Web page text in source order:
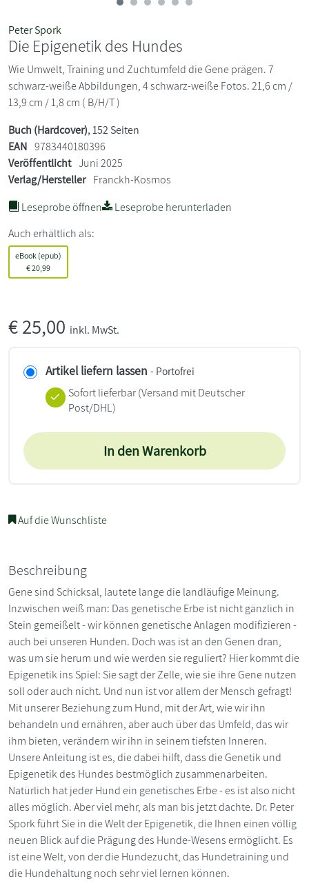
Peter Spork
Die Epigenetik des Hundes
Wie Umwelt, Training und Zuchtumfeld die Gene prägen. 7
schwarz-weiße Abbildungen, 4 schwarz-weiße Fotos. 21,6 cm /
13,9 cm / 1,8 cm ( B/H/T )
Buch (Hardcover), 152 Seiten
EAN 9783440180396
Veröffentlicht Juni 2025
Verlag/Hersteller Franckh-Kosmos
Leseprobe öffnen
Leseprobe herunterladen
Auch erhältlich als:
eBook (epub)
€20,99
€25,00 inkl. MwSt.
Artikel liefern lassen - Portofrei
Sofort lieferbar(Versand mit Deutscher
Post/DHL)
In den Warenkorb
Auf die Wunschliste
Beschreibung
Gene sind Schicksal, lautete lange die landläufige Meinung.
Inzwischen weiß man: Das genetische Erbe ist nicht gänzlich in
Stein gemeißelt - wir können genetische Anlagen modifizieren -
auch bei unseren Hunden. Doch was ist an den Genen dran,
was um sie herum und wie werden sie reguliert? Hier kommt die
Epigenetik ins Spiel: Sie sagt der Zelle, wie sie ihre Gene nutzen
soll oder auch nicht. Und nun ist vor allem der Mensch gefragt!
Mit unserer Beziehung zum Hund, mit der Art, wie wir ihn
behandeln und ernähren, aber auch über das Umfeld, das wir
ihm bieten, verändern wir ihn in seinem tiefsten Inneren.
Unsere Anleitung ist es, die dabei hilft, dass die Genetik und
Epigenetik des Hundes bestmöglich zusammenarbeiten.
Natürlich hat jeder Hund ein genetisches Erbe - es ist also nicht
alles möglich. Aber viel mehr, als man bis jetzt dachte. Dr. Peter
Spork führt Sie in die Welt der Epigenetik, die Ihnen einen völlig
neuen Blick auf die Prägung des Hunde-Wesens ermöglicht. Es
ist eine Welt, von der die Hundezucht, das Hundetraining und
die Hundehaltung noch sehr viel lernen können.